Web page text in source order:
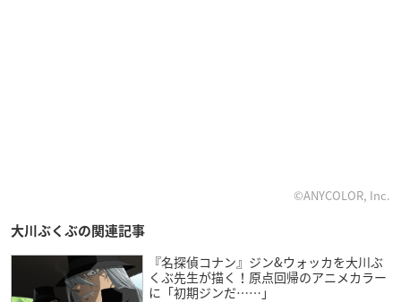
©ANYCOLOR, Inc.
大川ぶくぶの関連記事
『名探偵コナン』ジン&ウォッカを大川ぶ
くぶ先生が描く！原点回帰のアニメカラー
に「初期ジンだ……」